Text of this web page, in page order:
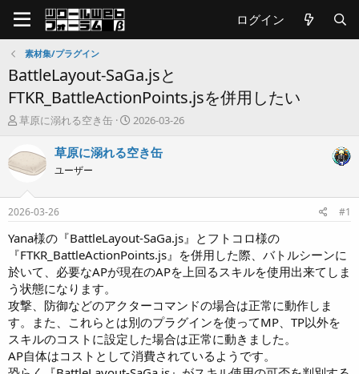
ログイン
素材集/プラグイン
BattleLayout-SaGa.jsと
FTKR_BattleActionPoints.jsを併用したい
T
r
a
s
t
a
r
t
e
r
草原に溺れる空き缶
開
日
2026-03-26
草原に溺れる空き缶
ユーザー
2026-03-26 #1
Yana様の『BattleLayout-SaGa.js』とフトコロ様の
『FTKR_BattleActionPoints.js』を併用した際、バトルシーンに
於いて、必要なAPが現在のAPを上回るスキルを使用出来てしま
う状態になります。
攻撃、防御などのアクターコマンドの場合は正常に動作しま
す。また、これらとは別のプラグインを使ってMP、TP以外を
スキルのコストに設定した場合は正常に動きました。
AP自体はコストとして消費されているようです。